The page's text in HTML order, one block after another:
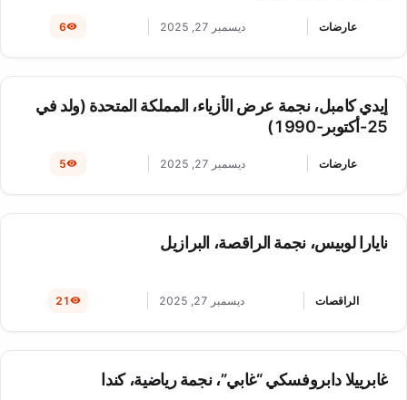
عارضات ديسمبر 27, 2025 6
إيدي كامبل، نجمة عرض الأزياء، المملكة المتحدة (ولد في
25-أكتوبر-1990)
عارضات ديسمبر 27, 2025 5
نايارا لوبيس، نجمة الراقصة، البرازيل
الراقصات ديسمبر 27, 2025 21
غابرييلا دابروفسكي “غابي”، نجمة رياضية، كندا